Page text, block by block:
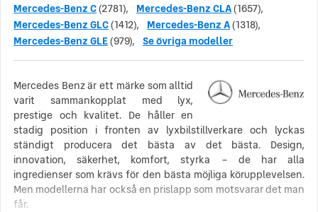
Mercedes-Benz C(2781), Mercedes-Benz CLA(1657),
Mercedes-Benz GLC(1412), Mercedes-Benz A(1318),
Mercedes-Benz GLE(979), Se övriga modeller
Mercedes Benz är ett märke som alltid
varit sammankopplat med lyx,
prestige och kvalitet. De håller en
stadig position i fronten av lyxbilstillverkare och lyckas
ständigt producera det bästa av det bästa. Design,
innovation, säkerhet, komfort, styrka – de har alla
ingredienser som krävs för den bästa möjliga körupplevelsen.
Men modellerna har också en prislapp som motsvarar det man
får.